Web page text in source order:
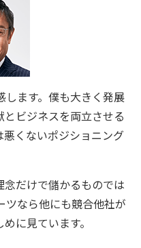
します。僕も大きく発展
とビジネスを両立させる
悪くないポジショニング
念だけで儲かるものでは
ツなら他にも競合他社が
に見ています。